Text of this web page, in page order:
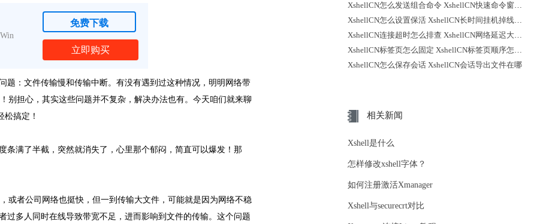
免费下载
立即购买
：文件传输慢和传输中断。有没有遇到过这种情况，明明网络带
别担心，其实这些问题并不复杂，解决办法也有。今天咱们就来聊
搞定！
满了半截，突然就消失了，心里那个郁闷，简直可以爆发！那
或者公司网络也挺快，但一到传输大文件，可能就是因为网络不稳
多人同时在线导致带宽不足，进而影响到文件的传输。这个问题
XshellCN怎么发送组合命令 XshellCN快速命令窗口怎么打开
XshellCN怎么设置保活 XshellCN长时间挂机掉线怎么减少
XshellCN连接超时怎么排查 XshellCN网络延迟大怎么优化
XshellCN标签页怎么固定 XshellCN标签页顺序怎么调整
XshellCN怎么保存会话 XshellCN会话导出文件在哪
相关新闻
Xshell是什么
怎样修改xshell字体？
如何注册激活Xmanager
Xshell与securecrt对比